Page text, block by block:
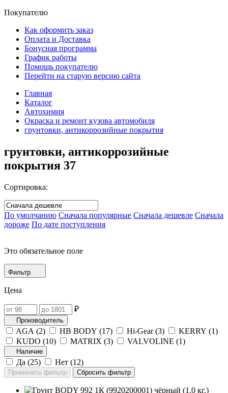
Покупателю
Как оформить заказ
Оплата и Доставка
Бонусная программа
График работы
Помощь покупателю
Перейти на старую версию сайта
Главная
Каталог
Автохимия
Окраска и ремонт кузова автомобиля
грунтовки, антикоррозийные покрытия
грунтовки, антикоррозийные
покрытия 37
Сортировка:
По умолчанию Сначала популярные Сначала дешевле Сначала
дороже По дате поступления
Это обязательное поле
Фильтр
Цена
₽
Производитель
AGA (2) HB BODY (17) Hi-Gear (3) KERRY (1)
KUDO (10) MATRIX (3) VALVOLINE (1)
Наличие
Да (25) Нет (12)